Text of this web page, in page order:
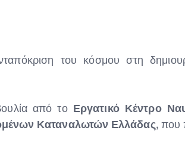
του κόσμου στη
από το Εργατικό Κέντρο
Καταναλωτών Ελλάδας, που